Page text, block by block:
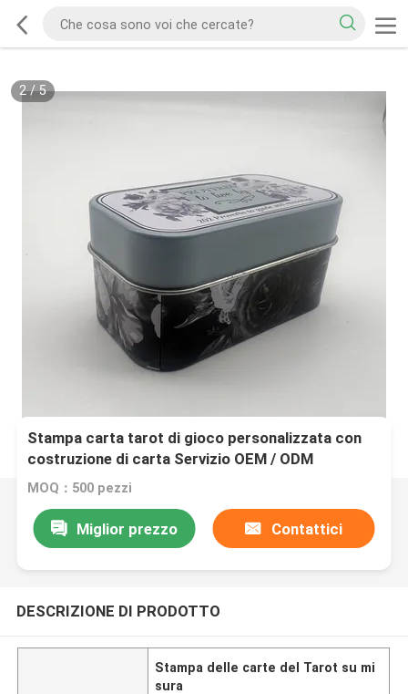
2/5
Stampa carta tarot di gioco personalizzata con
costruzione di carta Servizio OEM / ODM
MOQ：500 pezzi
Miglior prezzo Contattici
DESCRIZIONE DI PRODOTTO
Stampa delle carte del Tarot su mi
sura